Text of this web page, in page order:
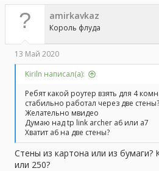
amirkavkaz
Король флуда
13 Май 2020
Kiriln написал(а):
Ребят какой роутер взять для 4
стабильно работал через две стены?
Желательно мвидео
Думаю над tp link archer a6 или a7
Хватит а6 на две стены?
Стены из картона или из бумаги?
или 250?